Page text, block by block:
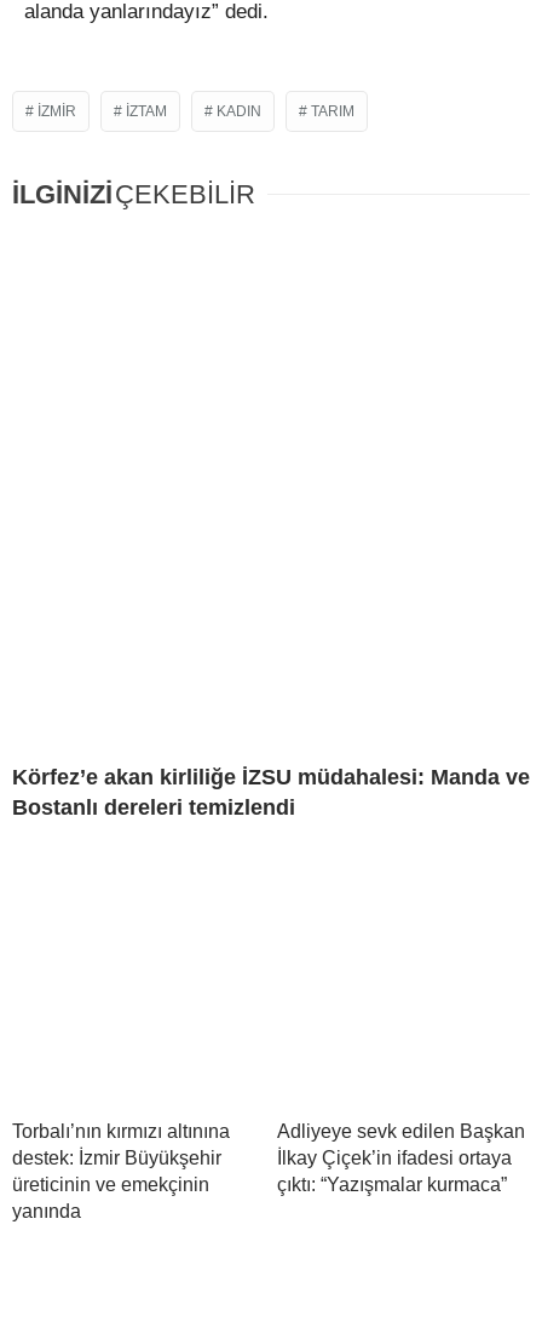
alanda yanlarındayız” dedi.
IZMIR İZTAM KADIN TARIM
İLGİNİZİÇEKEBİLİR
Körfez’e akan kirliliğe İZSU müdahalesi: Manda ve
Bostanlı dereleri temizlendi
Torbalı’nın kırmızı altınına
destek: İzmir Büyükşehir
üreticinin ve emekçinin
yanında
Adliyeye sevk edilen Başkan
İlkay Çiçek’in ifadesi ortaya
çıktı: “Yazışmalar kurmaca”